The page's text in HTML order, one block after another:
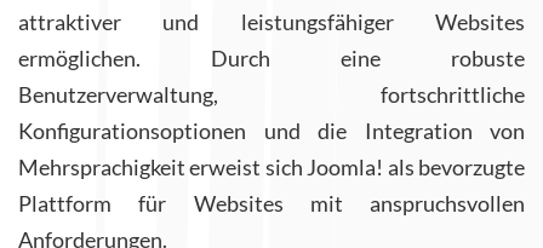
attraktiver und leistungsfähiger Websites
ermöglichen. Durch eine robuste
Benutzerverwaltung, fortschrittliche
Konfigurationsoptionen und die Integration von
Mehrsprachigkeit erweist sich Joomla! als bevorzugte
Plattform für Websites mit anspruchsvollen
Anforderungen.